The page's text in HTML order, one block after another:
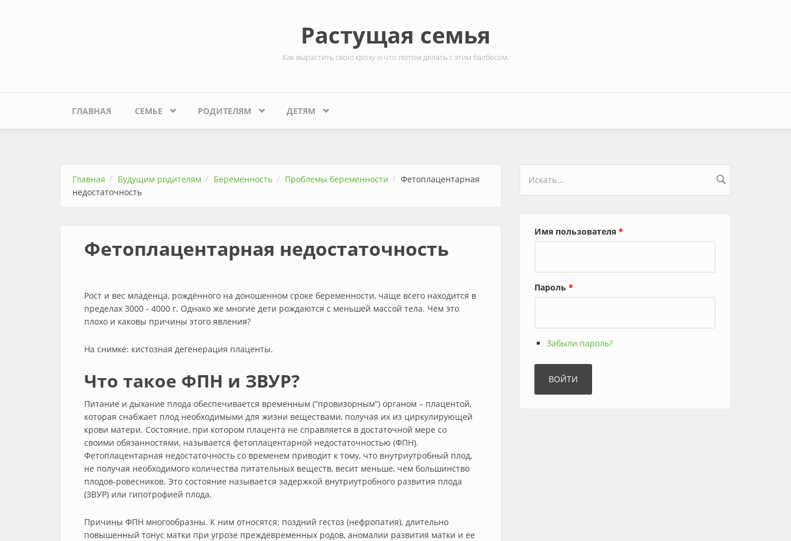
Растущая семья
Как вырастить свою кроху и что потом делать с этим балбесом.
ГЛАВНАЯ СЕМЬЕ РОДИТЕЛЯМ ДЕТЯМ
Главная Будущим родителям Беременность Проблемы беременности
Фетоплацентарная
недостаточность
Фетоплацентарная недостаточность
Рост и вес младенца, рождённого на доношенном сроке беременности, чаще всего находится в
пределах 3000 - 4000 г. Однако же многие дети рождаются с меньшей массой тела. Чем это
плохо и каковы причины этого явления?
На снимке: кистозная дегенерация плаценты.
Что такое ФПН и ЗВУР?
Питание и дыхание плода обеспечивается временным (“провизорным”) органом – плацентой,
которая снабжает плод необходимыми для жизни веществами, получая их из циркулирующей
крови матери. Состояние, при котором плацента не справляется в достаточной мере со
своими обязанностями, называется фетоплацентарной недостаточностью (ФПН).
Фетоплацентарная недостаточность со временем приводит к тому, что внутриутробный плод,
не получая необходимого количества питательных веществ, весит меньше, чем большинство
плодов-ровесников. Это состояние называется задержкой внутриутробного развития плода
(ЗВУР) или гипотрофией плода.
Причины ФПН многообразны. К ним относятся: поздний гестоз (нефропатия), длительно
повышенный тонус матки при угрозе преждевременных родов, аномалии развития матки и ее
Форма поиска
Имя пользователя *
Пароль *
Забыли пароль?